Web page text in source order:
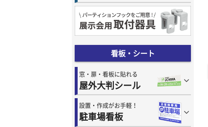
看板・シート
窓・扉・看板に貼れる
屋外大判シール
設置・作成がお手軽！
駐車場看板